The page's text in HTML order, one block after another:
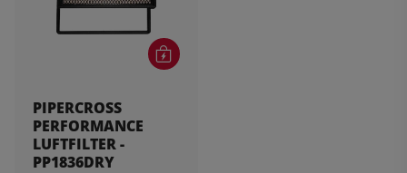
PIPERCROSS
PERFORMANCE
LUFTFILTER -
PP1836DRY